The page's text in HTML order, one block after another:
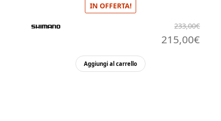
IN OFFERTA!
233,00€
215,00€Il
Aggiungi al carrello